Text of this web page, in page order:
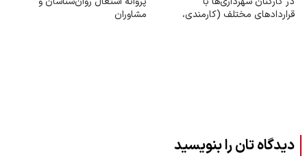
قراردادهای مختلف (کارمندی،
مشاوران
دیدگاه تان را بنویسید